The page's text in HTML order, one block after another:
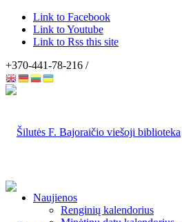
Link to Facebook
Link to Youtube
Link to Rss this site
+370-441-78-216 /
Naujienos
Renginių kalendorius